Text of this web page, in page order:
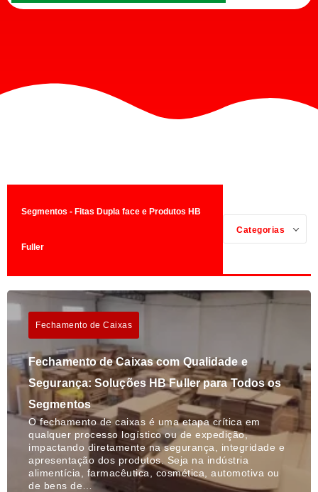
Segmentos - Fitas Dupla face e Produtos HB
Fuller
Categorias
Fechamento de Caixas
Fechamento de Caixas com Qualidade e
Segurança: Soluções HB Fuller para Todos os
Segmentos
O fechamento de caixas é uma etapa crítica em
qualquer processo logístico ou de expedição,
impactando diretamente na segurança, integridade e
apresentação dos produtos. Seja na indústria
alimentícia, farmacêutica, cosmética, automotiva ou
de bens de…